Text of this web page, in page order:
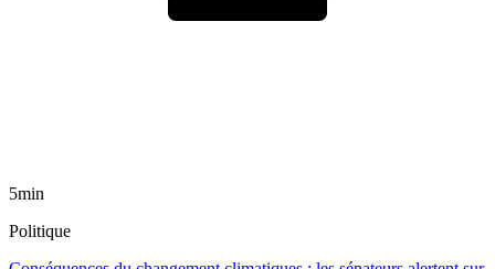
5min
Politique